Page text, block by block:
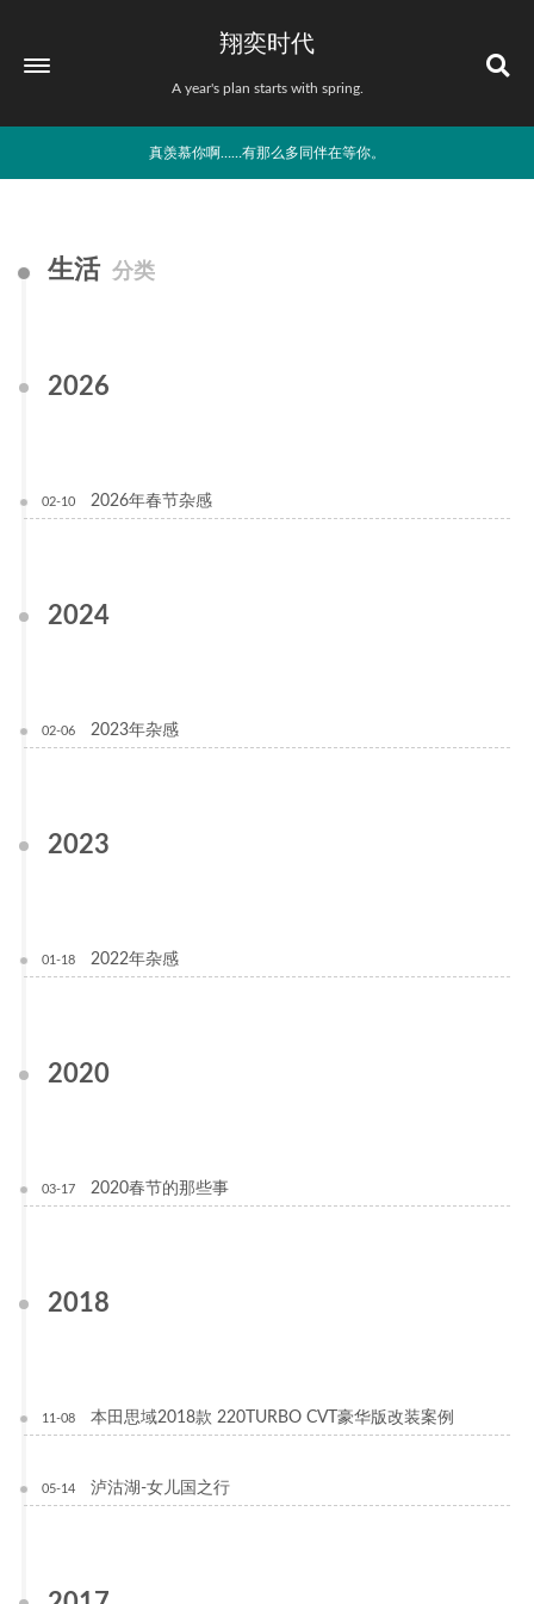
翔奕时代
A year's plan starts with spring.
真羡慕你啊……有那么多同伴在等你。
生活 分类
2026
02-10 2026年春节杂感
2024
02-06 2023年杂感
2023
01-18 2022年杂感
2020
03-17 2020春节的那些事
2018
11-08 本田思域2018款 220TURBO CVT豪华版改装案例
05-14 泸沽湖-女儿国之行